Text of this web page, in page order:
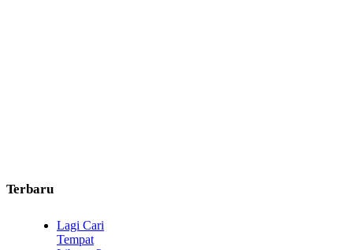
Terbaru
Lagi Cari
Tempat